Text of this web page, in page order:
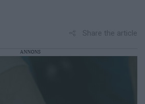
Share the article
ANNONS